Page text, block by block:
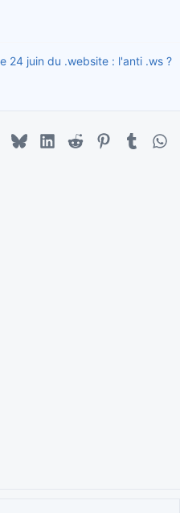
24 juin du .website : l'anti .ws ?
BlueskyLinkedInRedditPinterestTumblr